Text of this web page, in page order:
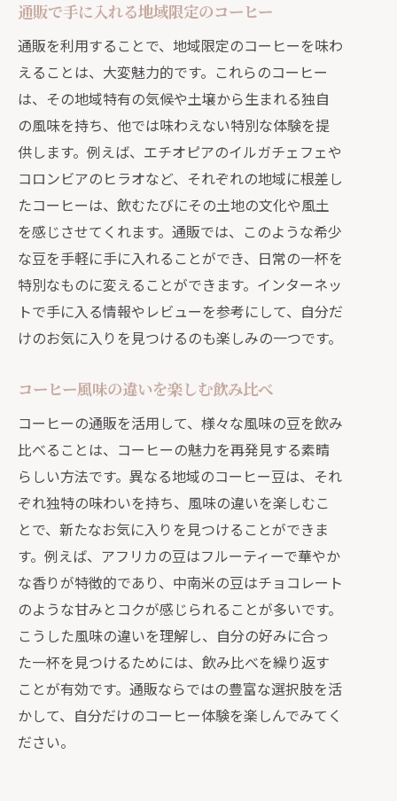
通販で手に入れる地域限定のコーヒー
通販を利用することで、地域限定のコーヒーを味わ
えることは、大変魅力的です。これらのコーヒー
は、その地域特有の気候や土壌から生まれる独自
の風味を持ち、他では味わえない特別な体験を提
供します。例えば、エチオピアのイルガチェフェや
コロンビアのヒラオなど、それぞれの地域に根差し
たコーヒーは、飲むたびにその土地の文化や風土
を感じさせてくれます。通販では、このような希少
な豆を手軽に手に入れることができ、日常の一杯を
特別なものに変えることができます。インターネッ
トで手に入る情報やレビューを参考にして、自分だ
けのお気に入りを見つけるのも楽しみの一つです。
コーヒー風味の違いを楽しむ飲み比べ
コーヒーの通販を活用して、様々な風味の豆を飲み
比べることは、コーヒーの魅力を再発見する素晴
らしい方法です。異なる地域のコーヒー豆は、それ
ぞれ独特の味わいを持ち、風味の違いを楽しむこ
とで、新たなお気に入りを見つけることができま
す。例えば、アフリカの豆はフルーティーで華やか
な香りが特徴的であり、中南米の豆はチョコレート
のような甘みとコクが感じられることが多いです。
こうした風味の違いを理解し、自分の好みに合っ
た一杯を見つけるためには、飲み比べを繰り返す
ことが有効です。通販ならではの豊富な選択肢を活
かして、自分だけのコーヒー体験を楽しんでみてく
ださい。